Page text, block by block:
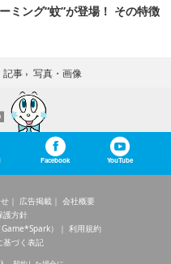
ミング“蚊”が登場！ その特徴
記事 › 写真・画像
Facebook YouTube
広告掲載
会社概要
護方針
）
利用規約
基づく表記